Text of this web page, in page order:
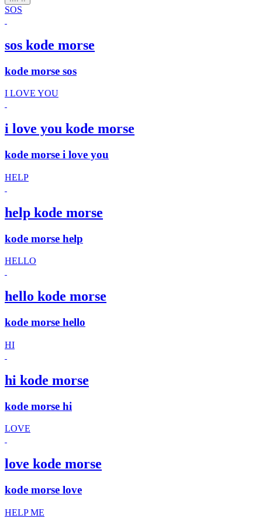
SOS
sos kode morse
kode morse sos
I LOVE YOU
i love you kode morse
kode morse i love you
HELP
help kode morse
kode morse help
HELLO
hello kode morse
kode morse hello
HI
hi kode morse
kode morse hi
LOVE
love kode morse
kode morse love
HELP ME